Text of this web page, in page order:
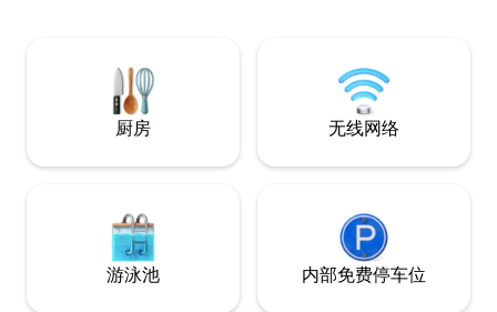
restaurants with fresh cuisine, and a
hop, skip and jump to nearby shopping
and attractions.
视、Rokus、
床、加热泳池。
订您难忘的海滩+
厨房 无线网络
游泳池 内部免费停车位